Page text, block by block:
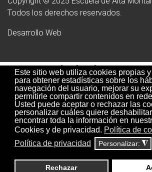
Este sitio web utiliza cookies propias
para obtener estadísticas sobre los
navegación del usuario, mejorar su
permitirle compartir contenidos en
Usted puede aceptar o rechazar las
personalizar cuáles quiere
encontrar toda la información en
Cookies y de privacidad. Política de
Política de privacidad
Personalizar: ◮
Rechazar
Todos los derechos reservados.
Desarrollo Web
Métodos de pago
Condiciones Inscripción a